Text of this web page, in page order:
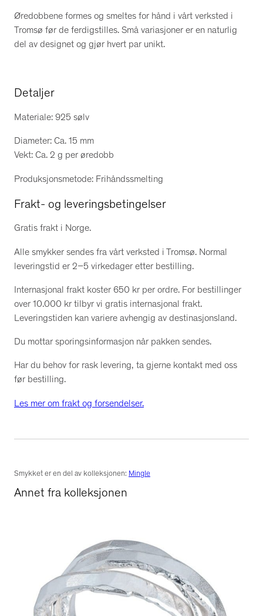
l
Øredobbene formes og smeltes for hånd i vårt verksted i
Tromsø før de ferdigstilles. Små variasjoner er en naturlig
del av designet og gjør hvert par unikt.
Detaljer
Materiale: 925 sølv
Diameter: Ca. 15 mm
Vekt: Ca. 2 g per øredobb
Produksjonsmetode: Frihåndssmelting
Frakt- og leveringsbetingelser
Gratis frakt i Norge.
Alle smykker sendes fra vårt verksted i Tromsø. Normal
leveringstid er 2–5 virkedager etter bestilling.
Internasjonal frakt koster 650 kr per ordre. For bestillinger
over 10.000 kr tilbyr vi gratis internasjonal frakt.
Leveringstiden kan variere avhengig av destinasjonsland.
Du mottar sporingsinformasjon når pakken sendes.
Har du behov for rask levering, ta gjerne kontakt med oss
før bestilling.
Les mer om frakt og forsendelser.
Smykket er en del av kolleksjonen: Mingle
Annet fra kolleksjonen